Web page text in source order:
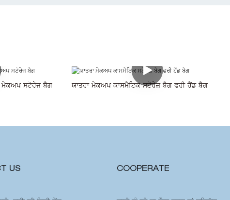
ਮੇਕਅਪ ਸਟੋਰੇਜ ਬੈਗ ਯਾਤਰਾ ਮੇਕਅਪ ਕਾਸਮੈਟਿਕ ਸਟੋਰੇਜ਼ ਬੈਗ ਫਰੀ ਹੈਂਡ ਬੈਗ
US COOPERATE